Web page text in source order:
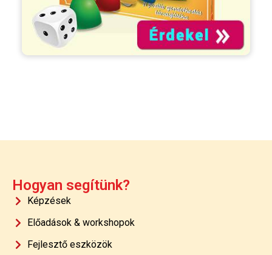
Hogyan segítünk?
Képzések
Előadások & workshopok
Fejlesztő eszközök